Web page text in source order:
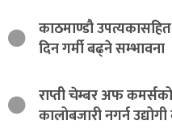
काठमाण्डौ
दिन गर्मी बढ्ने सम्भावना
राप्ती चेम्बर अफ
कालोबजारी नगर्न